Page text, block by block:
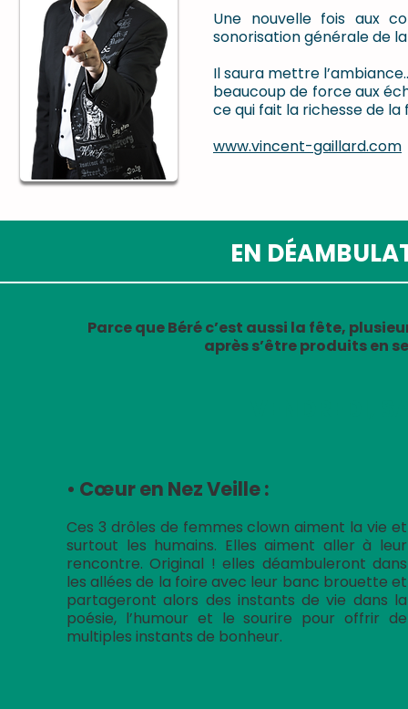
Une nouvelle fois aux
sonorisation générale de la
Il saura mettre
beaucoup de force aux
ce qui fait la richesse de la
www.vincent-gaillard.com
EN
Parce que Béré c’est aussi la fête,
après s’être produits en
• Cœur en Nez Veille :
Ces 3 drôles de femmes clown aiment la vie et
surtout les humains. Elles aiment aller à leur
rencontre. Original ! elles déambuleront dans
les allées de la foire avec leur banc brouette et
partageront alors des instants de vie dans la
poésie, l’humour et le sourire pour offrir de
multiples instants de bonheur.